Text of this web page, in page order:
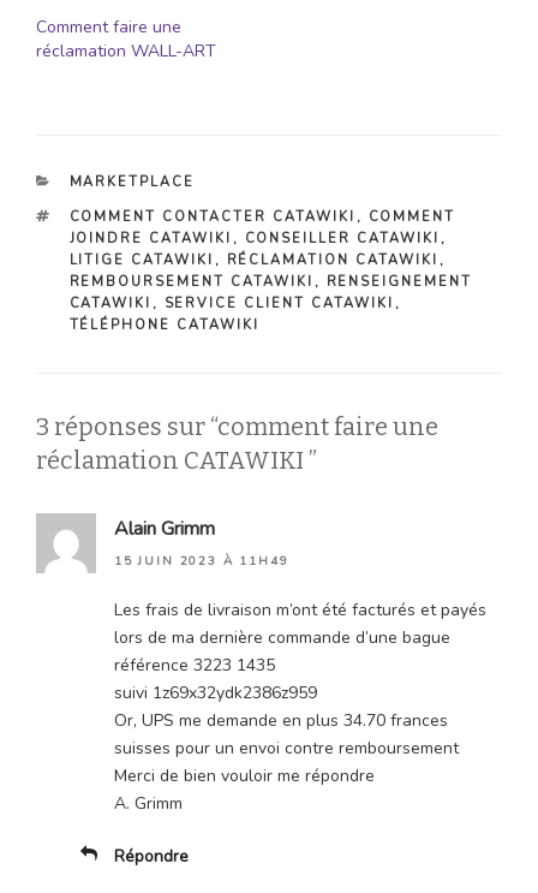
Comment faire une
réclamation WALL-ART
CATÉGORIES
MARKETPLACE
ÉTIQUETTES
COMMENT CONTACTER CATAWIKI , COMMENT
JOINDRE CATAWIKI , CONSEILLER CATAWIKI ,
LITIGE CATAWIKI , RÉCLAMATION CATAWIKI ,
REMBOURSEMENT CATAWIKI , RENSEIGNEMENT
CATAWIKI , SERVICE CLIENT CATAWIKI ,
TÉLÉPHONE CATAWIKI
3 réponses sur “comment faire une
réclamation CATAWIKI ”
Alain Grimm
15 JUIN 2023 À 11H49
Les frais de livraison m’ont été facturés et payés
lors de ma dernière commande d’une bague
référence 3223 1435
suivi 1z69x32ydk2386z959
Or, UPS me demande en plus 34.70 frances
suisses pour un envoi contre remboursement
Merci de bien vouloir me répondre
A. Grimm
Répondre